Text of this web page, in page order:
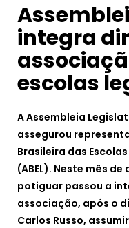
integra
escolas
A Assembleia
assegurou
Brasileira das
(ABEL). Neste mês
potiguar passou a
associação, após o
Carlos Russo,